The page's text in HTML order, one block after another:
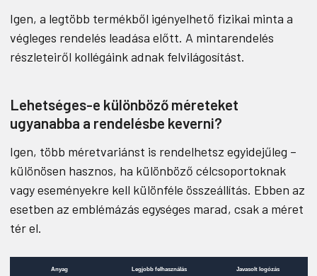
Igen, a legtöbb termékből igényelhető fizikai minta a
végleges rendelés leadása előtt. A mintarendelés
részleteiről kollégáink adnak felvilágosítást.
Lehetséges-e különböző méreteket
ugyanabba a rendelésbe keverni?
Igen, több méretvariánst is rendelhetsz egyidejűleg –
különösen hasznos, ha különböző célcsoportoknak
vagy eseményekre kell különféle összeállítás. Ebben az
esetben az emblémázás egységes marad, csak a méret
tér el.
Anyag Legjobb felhasználás Javasolt logózás